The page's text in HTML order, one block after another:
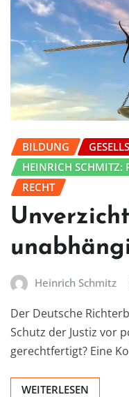
BILDUNG
HEINRICH SCHMITZ:
RECHT
Heinrich Schmitz
Der Deutsche
Schutz der Justiz vor
gerechtfertigt? Eine
WEITERLESEN